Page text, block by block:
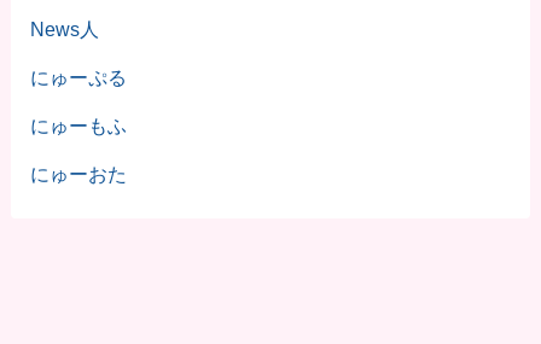
News人
にゅーぷる
にゅーもふ
にゅーおた